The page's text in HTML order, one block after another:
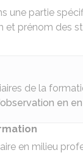
une partie
et prénom des
de la
en
en milieu